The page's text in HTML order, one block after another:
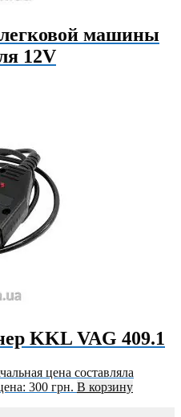
машины
12V
KKL VAG 409.1
цена составляла
300 грн. В корзину